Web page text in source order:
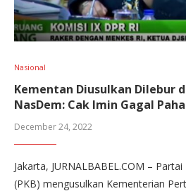
Nasional
Kementan Diusulkan Dilebur
NasDem: Cak Imin Gagal
December 24, 2022
Jakarta, JURNALBABEL.COM –
(PKB) mengusulkan Kementerian